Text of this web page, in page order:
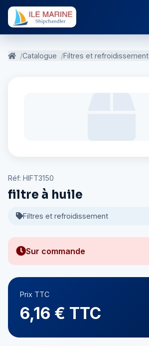
Catalogue Filtres et refroidissement
Réf: HIFT3150
filtre à huile
Filtres et refroidissement
Sur commande
Prix TTC
6,16 € TTC